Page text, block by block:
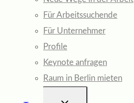
Für Arbeitssuchende
Für Unternehmer
Profile
Keynote anfragen
Raum in Berlin mieten
UNTERMENÜ